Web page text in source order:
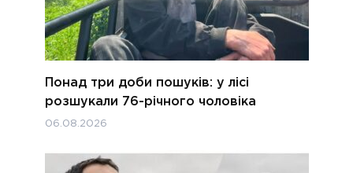
Понад три доби пошуків: у лісі
розшукали 76-річного чоловіка
06.08.2026